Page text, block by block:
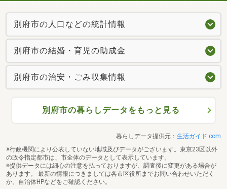
別府市の人口などの統計情報
別府市の結婚・育児の助成金
別府市の治安・ごみ収集情報
別府市の暮らしデータをもっと見る
暮らしデータ提供元： 生活ガイド.com
※行政機関により公表していない地域及びデータがございます。東京23区以外
の政令指定都市は、市全体のデータとして表示しています。
※提供データには細心の注意を払っておりますが、調査後に変更がある場合が
あります。 最新の情報につきましては各市区役所までお問い合わせいただく
か、自治体HPなどをご確認ください。